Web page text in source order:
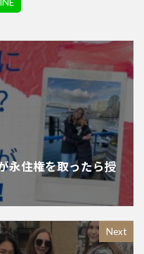
永住権を取ったら授
Next